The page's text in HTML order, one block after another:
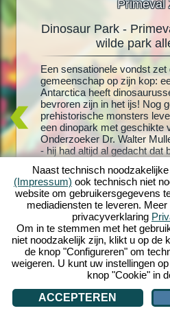
Primeval
je
meer
je
en
en
aan
wereld
Dinosaur Park -
wilde park
Een sensationele vondst
gemeenschap op zijn kop:
Antarctica heeft
bevroren zijn in het ijs! Nog
prehistorische monsters
een dinopark met geschikte
Onderzoeker Dr. Walter
- hij had altijd al gedacht dat
gewekt. Maar zal hij er ook
met zijn vermiste vrouw is
wild prehistorisch avontuur
Primeval Zoo!
Naast technisch
(Impressum) ook technisch niet
website om gebruikersgegevens
mediadiensten te leveren.
privacyverklaring
Om in te stemmen met het
niet noodzakelijk zijn, klikt u op de
de knop "Configureren" om
weigeren. U kunt uw instellingen
knop "Cookie" in
ACCEPTEREN